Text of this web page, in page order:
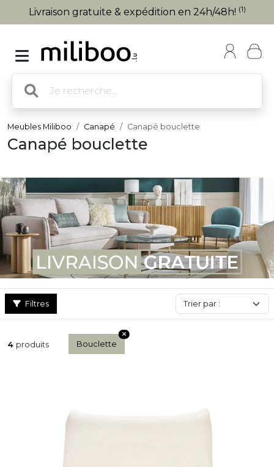
Livraison gratuite & expédition en 24h/48h! (1)
Meubles Miliboo Canapé Canapé bouclette
Canapé bouclette
Filtres
4 produits Bouclette